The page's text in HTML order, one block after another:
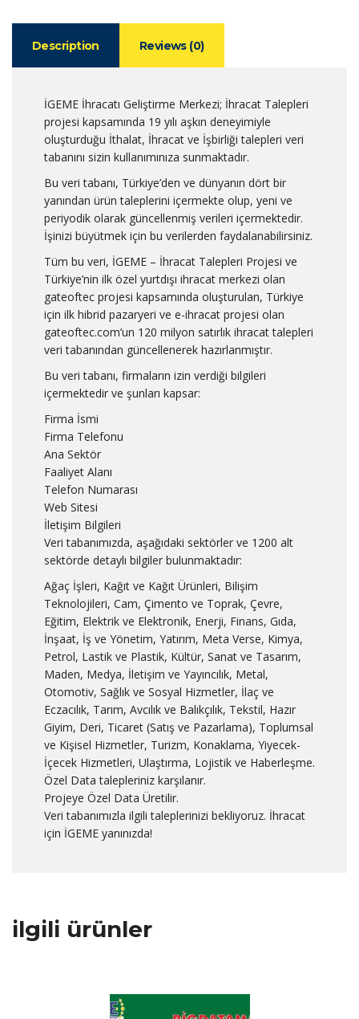
Description Reviews (0)
İGEME İhracatı Geliştirme Merkezi; İhracat Talepleri
projesi kapsamında 19 yılı aşkın deneyimiyle
oluşturduğu İthalat, İhracat ve İşbirliği talepleri veri
tabanını sizin kullanımınıza sunmaktadır.
Bu veri tabanı, Türkiye’den ve dünyanın dört bir
yanından ürün taleplerini içermekte olup, yeni ve
periyodik olarak güncellenmiş verileri içermektedir.
İşinizi büyütmek için bu verilerden faydalanabilirsiniz.
Tüm bu veri, İGEME – İhracat Talepleri Projesi ve
Türkiye’nin ilk özel yurtdışı ihracat merkezi olan
gateoftec projesi kapsamında oluşturulan, Türkiye
için ilk hibrid pazaryeri ve e-ihracat projesi olan
gateoftec.com’un 120 milyon satırlık ihracat talepleri
veri tabanından güncellenerek hazırlanmıştır.
Bu veri tabanı, firmaların izin verdiği bilgileri
içermektedir ve şunları kapsar:
Firma İsmi
Firma Telefonu
Ana Sektör
Faaliyet Alanı
Telefon Numarası
Web Sitesi
İletişim Bilgileri
Veri tabanımızda, aşağıdaki sektörler ve 1200 alt
sektörde detaylı bilgiler bulunmaktadır:
Ağaç İşleri, Kağıt ve Kağıt Ürünleri, Bilişim
Teknolojileri, Cam, Çimento ve Toprak, Çevre,
Eğitim, Elektrik ve Elektronik, Enerji, Finans, Gıda,
İnşaat, İş ve Yönetim, Yatırım, Meta Verse, Kimya,
Petrol, Lastik ve Plastik, Kültür, Sanat ve Tasarım,
Maden, Medya, İletişim ve Yayıncılık, Metal,
Otomotiv, Sağlık ve Sosyal Hizmetler, İlaç ve
Eczacılık, Tarım, Avcılık ve Balıkçılık, Tekstil, Hazır
Giyim, Deri, Ticaret (Satış ve Pazarlama), Toplumsal
ve Kişisel Hizmetler, Turizm, Konaklama, Yiyecek-
İçecek Hizmetleri, Ulaştırma, Lojistik ve Haberleşme.
Özel Data talepleriniz karşılanır.
Projeye Özel Data Üretilir.
Veri tabanımızla ilgili taleplerinizi bekliyoruz. İhracat
için İGEME yanınızda!
ilgili ürünler